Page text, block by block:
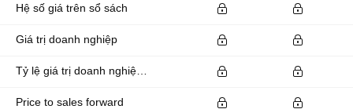
Hệ số giá trên sổ sách
Giá trị doanh nghiệp
Price to sales forward